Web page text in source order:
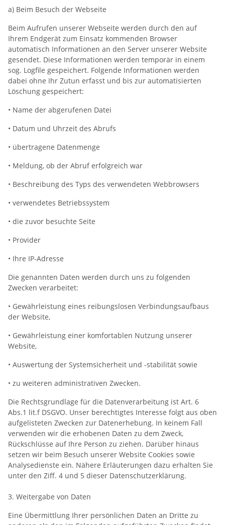
a) Beim Besuch der Webseite
Beim Aufrufen unserer Webseite werden durch den auf
Ihrem Endgerät zum Einsatz kommenden Browser
automatisch Informationen an den Server unserer Website
gesendet. Diese Informationen werden temporär in einem
sog. Logfile gespeichert. Folgende Informationen werden
dabei ohne Ihr Zutun erfasst und bis zur automatisierten
Löschung gespeichert:
• Name der abgerufenen Datei
• Datum und Uhrzeit des Abrufs
• übertragene Datenmenge
• Meldung, ob der Abruf erfolgreich war
• Beschreibung des Typs des verwendeten Webbrowsers
• verwendetes Betriebssystem
• die zuvor besuchte Seite
• Provider
• Ihre IP-Adresse
Die genannten Daten werden durch uns zu folgenden
Zwecken verarbeitet:
• Gewährleistung eines reibungslosen Verbindungsaufbaus
der Website,
• Gewährleistung einer komfortablen Nutzung unserer
Website,
• Auswertung der Systemsicherheit und -stabilität sowie
• zu weiteren administrativen Zwecken.
Die Rechtsgrundlage für die Datenverarbeitung ist Art. 6
Abs.1 lit.f DSGVO. Unser berechtigtes Interesse folgt aus oben
aufgelisteten Zwecken zur Datenerhebung. In keinem Fall
verwenden wir die erhobenen Daten zu dem Zweck,
Rückschlüsse auf Ihre Person zu ziehen. Darüber hinaus
setzen wir beim Besuch unserer Website Cookies sowie
Analysedienste ein. Nähere Erläuterungen dazu erhalten Sie
unter den Ziff. 4 und 5 dieser Datenschutzerklärung.
3. Weitergabe von Daten
Eine Übermittlung Ihrer persönlichen Daten an Dritte zu